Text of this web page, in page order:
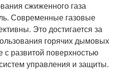
сжиженного газа
Современные газовые
Это достигается за
горячих дымовых
с развитой поверхностью
управления и защиты.